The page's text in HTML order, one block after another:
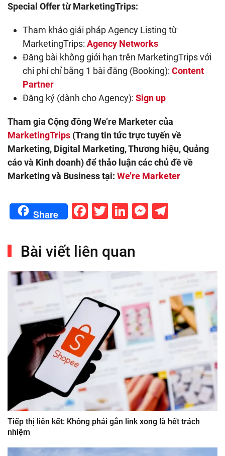
Special Offer từ MarketingTrips:
Tham khảo giải pháp Agency Listing từ
MarketingTrips: Agency Networks
Đăng bài không giới hạn trên MarketingTrips với
chi phí chỉ bằng 1 bài đăng (Booking): Content
Partner
Đăng ký (dành cho Agency): Sign up
Tham gia Cộng đồng We’re Marketer của
MarketingTrips (Trang tin tức trực tuyến về
Marketing, Digital Marketing, Thương hiệu, Quảng
cáo và Kinh doanh) để thảo luận các chủ đề về
Marketing và Business tại: We’re Marketer
Share Facebook
Twitter
LinkedIn
Bài viết liên quan
Tiếp thị liên kết: Không phải gắn link xong là hết trách
nhiệm